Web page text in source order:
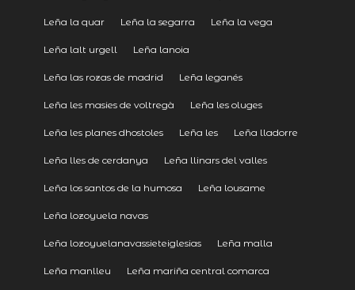
Leña la quar Leña la segarra Leña la vega
Leña lalt urgell Leña lanoia
Leña las rozas de madrid Leña leganés
Leña les masies de voltregà Leña les oluges
Leña les planes dhostoles Leña les Leña lladorre
Leña lles de cerdanya Leña llinars del valles
Leña los santos de la humosa Leña lousame
Leña lozoyuela navas
Leña lozoyuelanavassieteiglesias Leña malla
Leña manlleu Leña mariña central comarca